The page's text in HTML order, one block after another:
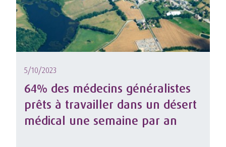
5/10/2023
64% des médecins généralistes
prêts à travailler dans un désert
médical une semaine par an